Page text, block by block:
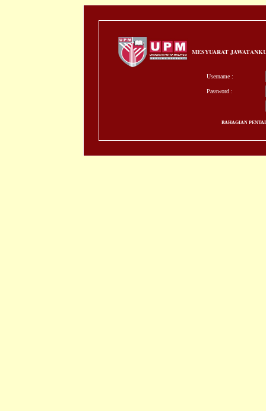
MESYUARAT
Username :
Password :
BAHAGIAN